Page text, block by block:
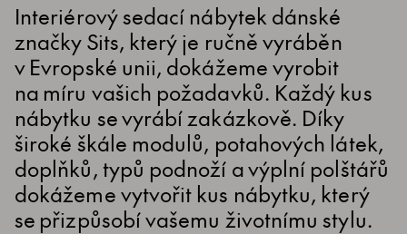
Interiérový sedací nábytek dánské
značky Sits, který je ručně vyráběn
v Evropské unii, dokážeme vyrobit
na míru vašich požadavků. Každý kus
nábytku se vyrábí zakázkově. Díky
široké škále modulů, potahových látek,
doplňků, typů podnoží a výplní polštářů
dokážeme vytvořit kus nábytku, který
se přizpůsobí vašemu životnímu stylu.